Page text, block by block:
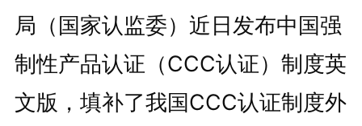
局（国家认监委）近日发布中国强
制性产品认证（CCC认证）制度英
文版，填补了我国CCC认证制度外